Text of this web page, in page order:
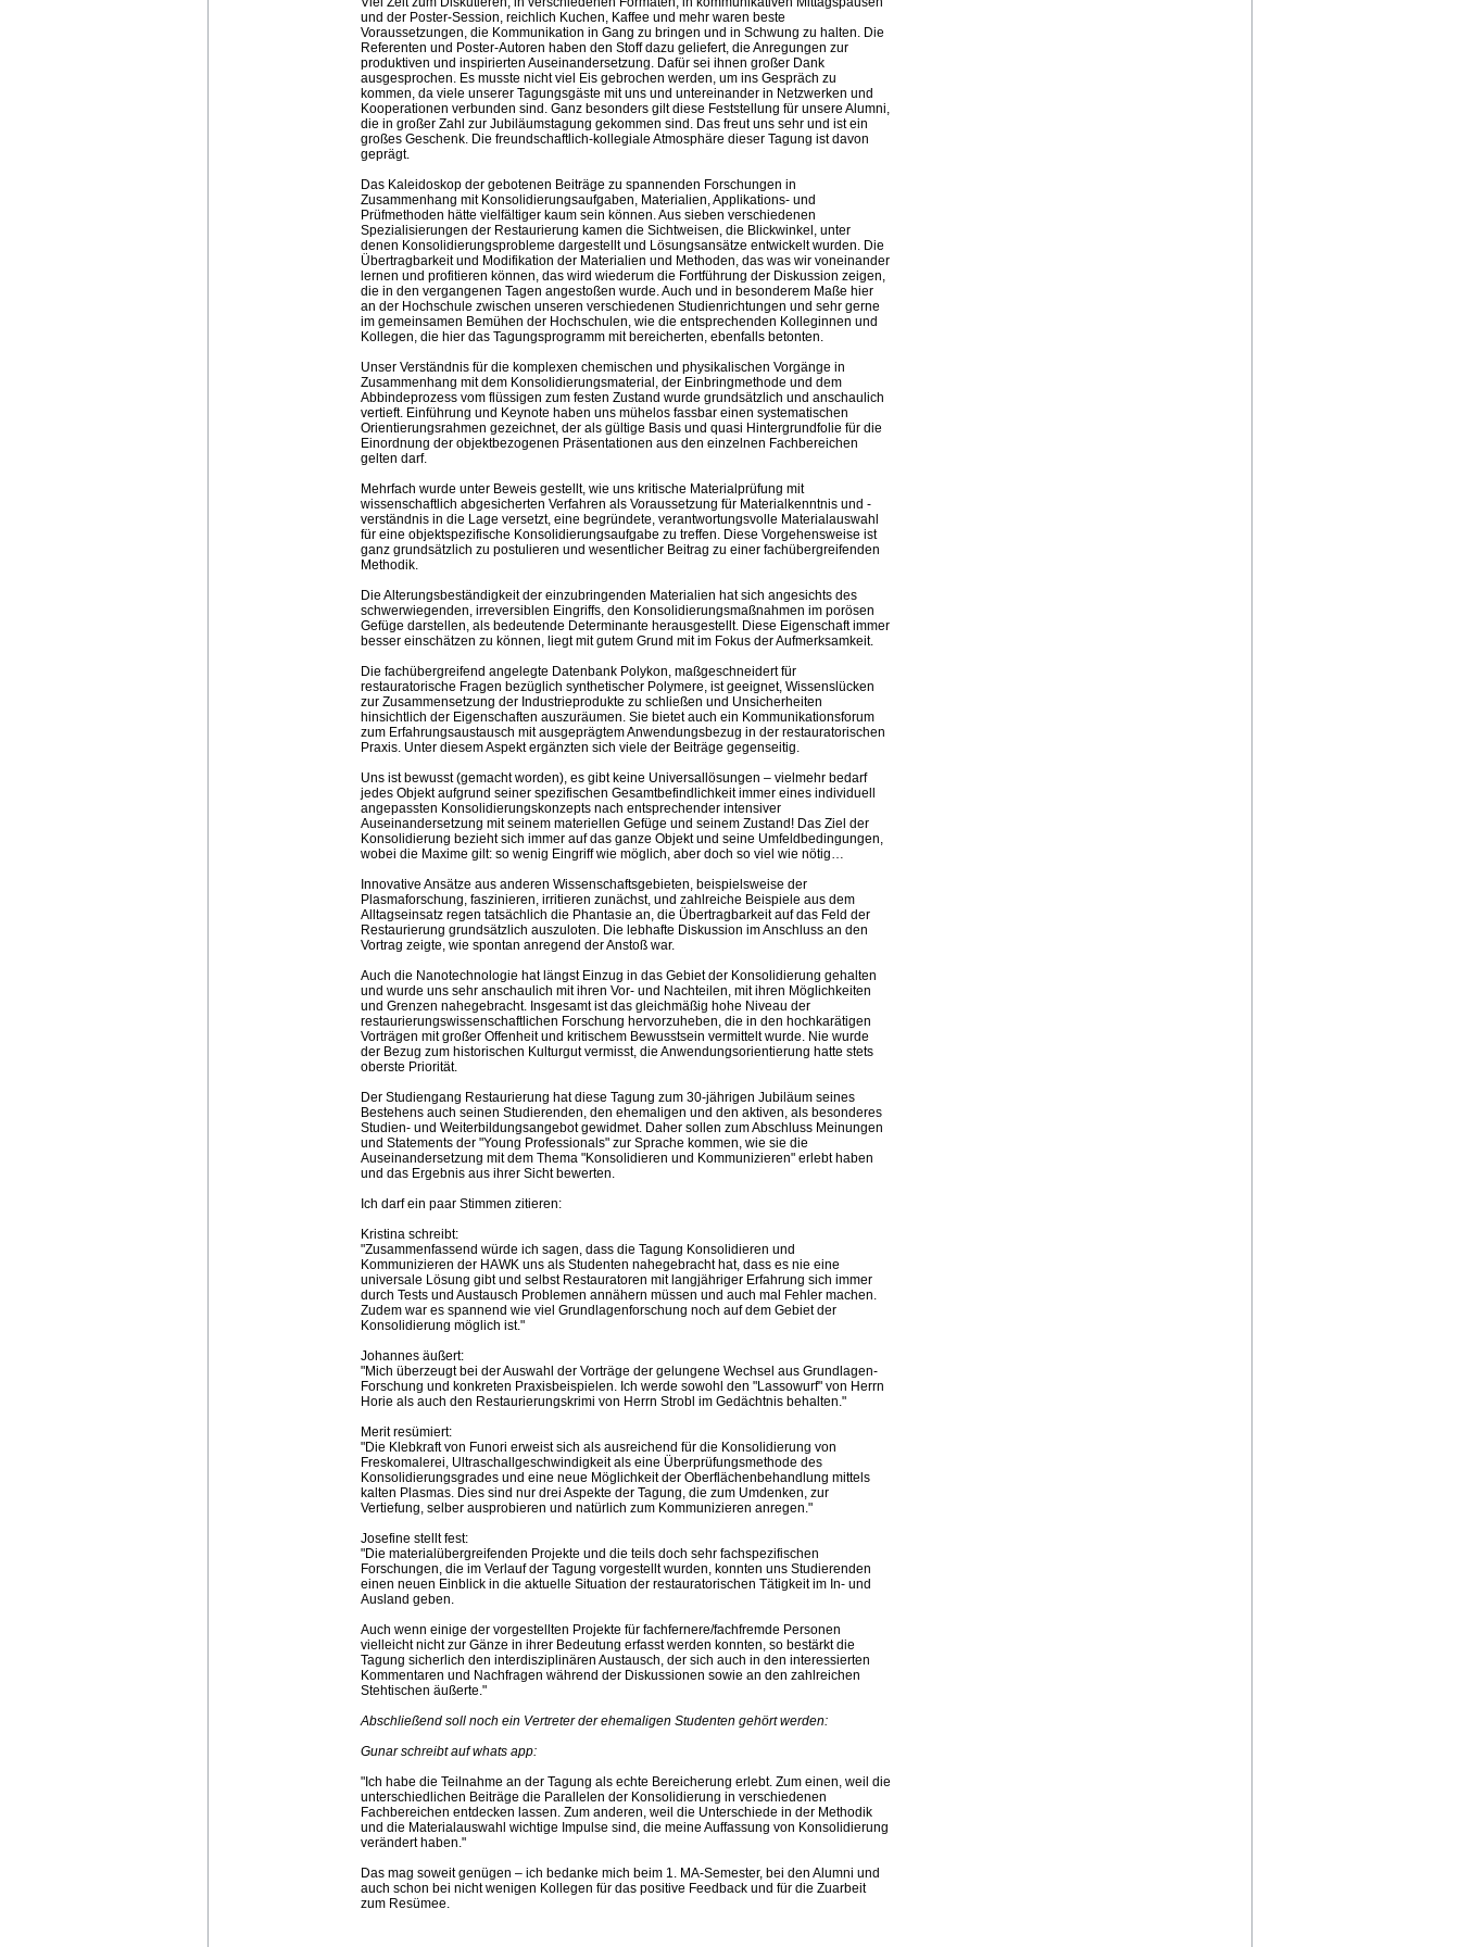
und der Poster-Session, reichlich Kuchen, Kaffee und mehr waren beste
Voraussetzungen, die Kommunikation in Gang zu bringen und in Schwung zu halten. Die
Referenten und Poster-Autoren haben den Stoff dazu geliefert, die Anregungen zur
produktiven und inspirierten Auseinandersetzung. Dafür sei ihnen großer Dank
ausgesprochen. Es musste nicht viel Eis gebrochen werden, um ins Gespräch zu
kommen, da viele unserer Tagungsgäste mit uns und untereinander in Netzwerken und
Kooperationen verbunden sind. Ganz besonders gilt diese Feststellung für unsere Alumni,
die in großer Zahl zur Jubiläumstagung gekommen sind. Das freut uns sehr und ist ein
großes Geschenk. Die freundschaftlich-kollegiale Atmosphäre dieser Tagung ist davon
geprägt.
Das Kaleidoskop der gebotenen Beiträge zu spannenden Forschungen in
Zusammenhang mit Konsolidierungsaufgaben, Materialien, Applikations- und
Prüfmethoden hätte vielfältiger kaum sein können. Aus sieben verschiedenen
Spezialisierungen der Restaurierung kamen die Sichtweisen, die Blickwinkel, unter
denen Konsolidierungsprobleme dargestellt und Lösungsansätze entwickelt wurden. Die
Übertragbarkeit und Modifikation der Materialien und Methoden, das was wir voneinander
lernen und profitieren können, das wird wiederum die Fortführung der Diskussion zeigen,
die in den vergangenen Tagen angestoßen wurde. Auch und in besonderem Maße hier
an der Hochschule zwischen unseren verschiedenen Studienrichtungen und sehr gerne
im gemeinsamen Bemühen der Hochschulen, wie die entsprechenden Kolleginnen und
Kollegen, die hier das Tagungsprogramm mit bereicherten, ebenfalls betonten.
Unser Verständnis für die komplexen chemischen und physikalischen Vorgänge in
Zusammenhang mit dem Konsolidierungsmaterial, der Einbringmethode und dem
Abbindeprozess vom flüssigen zum festen Zustand wurde grundsätzlich und anschaulich
vertieft. Einführung und Keynote haben uns mühelos fassbar einen systematischen
Orientierungsrahmen gezeichnet, der als gültige Basis und quasi Hintergrundfolie für die
Einordnung der objektbezogenen Präsentationen aus den einzelnen Fachbereichen
gelten darf.
Mehrfach wurde unter Beweis gestellt, wie uns kritische Materialprüfung mit
wissenschaftlich abgesicherten Verfahren als Voraussetzung für Materialkenntnis und -
verständnis in die Lage versetzt, eine begründete, verantwortungsvolle Materialauswahl
für eine objektspezifische Konsolidierungsaufgabe zu treffen. Diese Vorgehensweise ist
ganz grundsätzlich zu postulieren und wesentlicher Beitrag zu einer fachübergreifenden
Methodik.
Die Alterungsbeständigkeit der einzubringenden Materialien hat sich angesichts des
schwerwiegenden, irreversiblen Eingriffs, den Konsolidierungsmaßnahmen im porösen
Gefüge darstellen, als bedeutende Determinante herausgestellt. Diese Eigenschaft immer
besser einschätzen zu können, liegt mit gutem Grund mit im Fokus der Aufmerksamkeit.
Die fachübergreifend angelegte Datenbank Polykon, maßgeschneidert für
restauratorische Fragen bezüglich synthetischer Polymere, ist geeignet, Wissenslücken
zur Zusammensetzung der Industrieprodukte zu schließen und Unsicherheiten
hinsichtlich der Eigenschaften auszuräumen. Sie bietet auch ein Kommunikationsforum
zum Erfahrungsaustausch mit ausgeprägtem Anwendungsbezug in der restauratorischen
Praxis. Unter diesem Aspekt ergänzten sich viele der Beiträge gegenseitig.
Uns ist bewusst (gemacht worden), es gibt keine Universallösungen – vielmehr bedarf
jedes Objekt aufgrund seiner spezifischen Gesamtbefindlichkeit immer eines individuell
angepassten Konsolidierungskonzepts nach entsprechender intensiver
Auseinandersetzung mit seinem materiellen Gefüge und seinem Zustand! Das Ziel der
Konsolidierung bezieht sich immer auf das ganze Objekt und seine Umfeldbedingungen,
wobei die Maxime gilt: so wenig Eingriff wie möglich, aber doch so viel wie nötig…
Innovative Ansätze aus anderen Wissenschaftsgebieten, beispielsweise der
Plasmaforschung, faszinieren, irritieren zunächst, und zahlreiche Beispiele aus dem
Alltagseinsatz regen tatsächlich die Phantasie an, die Übertragbarkeit auf das Feld der
Restaurierung grundsätzlich auszuloten. Die lebhafte Diskussion im Anschluss an den
Vortrag zeigte, wie spontan anregend der Anstoß war.
Auch die Nanotechnologie hat längst Einzug in das Gebiet der Konsolidierung gehalten
und wurde uns sehr anschaulich mit ihren Vor- und Nachteilen, mit ihren Möglichkeiten
und Grenzen nahegebracht. Insgesamt ist das gleichmäßig hohe Niveau der
restaurierungswissenschaftlichen Forschung hervorzuheben, die in den hochkarätigen
Vorträgen mit großer Offenheit und kritischem Bewusstsein vermittelt wurde. Nie wurde
der Bezug zum historischen Kulturgut vermisst, die Anwendungsorientierung hatte stets
oberste Priorität.
Der Studiengang Restaurierung hat diese Tagung zum 30-jährigen Jubiläum seines
Bestehens auch seinen Studierenden, den ehemaligen und den aktiven, als besonderes
Studien- und Weiterbildungsangebot gewidmet. Daher sollen zum Abschluss Meinungen
und Statements der "Young Professionals" zur Sprache kommen, wie sie die
Auseinandersetzung mit dem Thema "Konsolidieren und Kommunizieren" erlebt haben
und das Ergebnis aus ihrer Sicht bewerten.
Ich darf ein paar Stimmen zitieren:
Kristina schreibt:
"Zusammenfassend würde ich sagen, dass die Tagung Konsolidieren und
Kommunizieren der HAWK uns als Studenten nahegebracht hat, dass es nie eine
universale Lösung gibt und selbst Restauratoren mit langjähriger Erfahrung sich immer
durch Tests und Austausch Problemen annähern müssen und auch mal Fehler machen.
Zudem war es spannend wie viel Grundlagenforschung noch auf dem Gebiet der
Konsolidierung möglich ist."
Johannes äußert:
"Mich überzeugt bei der Auswahl der Vorträge der gelungene Wechsel aus Grundlagen-
Forschung und konkreten Praxisbeispielen. Ich werde sowohl den "Lassowurf" von Herrn
Horie als auch den Restaurierungskrimi von Herrn Strobl im Gedächtnis behalten."
Merit resümiert:
"Die Klebkraft von Funori erweist sich als ausreichend für die Konsolidierung von
Freskomalerei, Ultraschallgeschwindigkeit als eine Überprüfungsmethode des
Konsolidierungsgrades und eine neue Möglichkeit der Oberflächenbehandlung mittels
kalten Plasmas. Dies sind nur drei Aspekte der Tagung, die zum Umdenken, zur
Vertiefung, selber ausprobieren und natürlich zum Kommunizieren anregen."
Josefine stellt fest:
"Die materialübergreifenden Projekte und die teils doch sehr fachspezifischen
Forschungen, die im Verlauf der Tagung vorgestellt wurden, konnten uns Studierenden
einen neuen Einblick in die aktuelle Situation der restauratorischen Tätigkeit im In- und
Ausland geben.
Auch wenn einige der vorgestellten Projekte für fachfernere/fachfremde Personen
vielleicht nicht zur Gänze in ihrer Bedeutung erfasst werden konnten, so bestärkt die
Tagung sicherlich den interdisziplinären Austausch, der sich auch in den interessierten
Kommentaren und Nachfragen während der Diskussionen sowie an den zahlreichen
Stehtischen äußerte."
Abschließend soll noch ein Vertreter der ehemaligen Studenten gehört werden:
Gunar schreibt auf whats app:
"Ich habe die Teilnahme an der Tagung als echte Bereicherung erlebt. Zum einen, weil die
unterschiedlichen Beiträge die Parallelen der Konsolidierung in verschiedenen
Fachbereichen entdecken lassen. Zum anderen, weil die Unterschiede in der Methodik
und die Materialauswahl wichtige Impulse sind, die meine Auffassung von Konsolidierung
verändert haben."
Das mag soweit genügen – ich bedanke mich beim 1. MA-Semester, bei den Alumni und
auch schon bei nicht wenigen Kollegen für das positive Feedback und für die Zuarbeit
zum Resümee.